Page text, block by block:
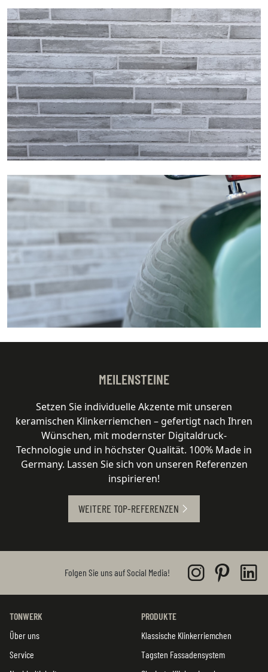
MEILENSTEINE
Setzen Sie individuelle Akzente mit unseren
keramischen Klinkerriemchen – gefertigt nach Ihren
Wünschen, mit modernster Digitaldruck-
Technologie und in höchster Qualität. 100% Made in
Germany. Lassen Sie sich von unseren Referenzen
inspirieren!
WEITERE TOP-REFERENZEN
Folgen Sie uns auf Social Media!
TONWERK
Über uns
Service
PRODUKTE
Klassische Klinkerriemchen
Tagsten Fassadensystem